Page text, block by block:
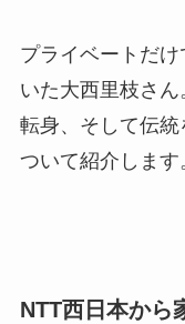
プライベートだ
いた大西里枝さ
転身、そして伝
ついて紹介します
NTT西日本から